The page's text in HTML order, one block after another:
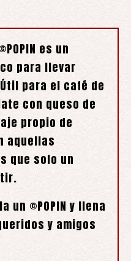
es un
para llevar
para el café de
con queso de
propio de
aquellas
que solo un
un ©POPIN y llena
y amigos